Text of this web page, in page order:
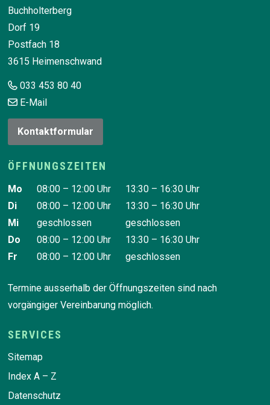
Buchholterberg
Dorf 19
Postfach 18
3615 Heimenschwand
033 453 80 40
E-Mail
Kontaktformular
ÖFFNUNGSZEITEN
Wochentag Vormittag Nachmittag
Mo 08:00 – 12:00 Uhr
13:30 – 16:30 Uhr
Di
08:00 – 12:00 Uhr
13:30 – 16:30 Uhr
Mi
geschlossen
geschlossen
Do
08:00 – 12:00 Uhr
13:30 – 16:30 Uhr
Fr
08:00 – 12:00 Uhr geschlossen
Termine ausserhalb der Öffnungszeiten sind nach
vorgängiger Vereinbarung möglich.
SERVICES
Sitemap
Index A – Z
Datenschutz